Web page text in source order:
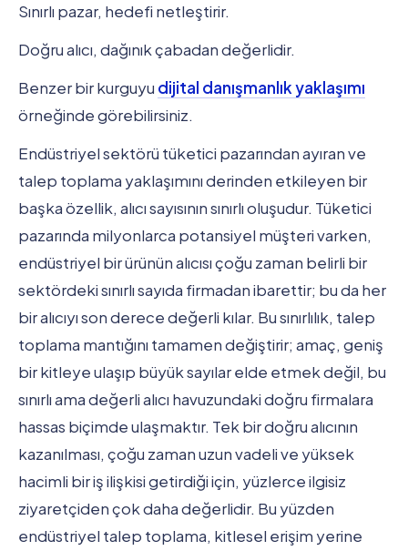
Sınırlı pazar, hedefi netleştirir.
Doğru alıcı, dağınık çabadan değerlidir.
Benzer bir kurguyu dijital danışmanlık yaklaşımı
örneğinde görebilirsiniz.
Endüstriyel sektörü tüketici pazarından ayıran ve
talep toplama yaklaşımını derinden etkileyen bir
başka özellik, alıcı sayısının sınırlı oluşudur. Tüketici
pazarında milyonlarca potansiyel müşteri varken,
endüstriyel bir ürünün alıcısı çoğu zaman belirli bir
sektördeki sınırlı sayıda firmadan ibarettir; bu da her
bir alıcıyı son derece değerli kılar. Bu sınırlılık, talep
toplama mantığını tamamen değiştirir; amaç, geniş
bir kitleye ulaşıp büyük sayılar elde etmek değil, bu
sınırlı ama değerli alıcı havuzundaki doğru firmalara
hassas biçimde ulaşmaktır. Tek bir doğru alıcının
kazanılması, çoğu zaman uzun vadeli ve yüksek
hacimli bir iş ilişkisi getirdiği için, yüzlerce ilgisiz
ziyaretçiden çok daha değerlidir. Bu yüzden
endüstriyel talep toplama, kitlesel erişim yerine